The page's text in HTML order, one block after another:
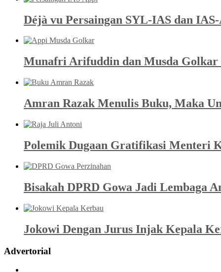
Déjà vu Persaingan SYL-IAS dan
Munafri Arifuddin dan Musda Golkar
Amran Razak Menulis Buku, Maka
Polemik Dugaan Gratifikasi Menteri
Bisakah DPRD Gowa Jadi Lembaga
Jokowi Dengan Jurus Injak Kepala
Advertorial